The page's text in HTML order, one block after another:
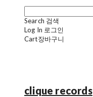
Search 검색
Log In 로그인
Cart장바구니
clique records